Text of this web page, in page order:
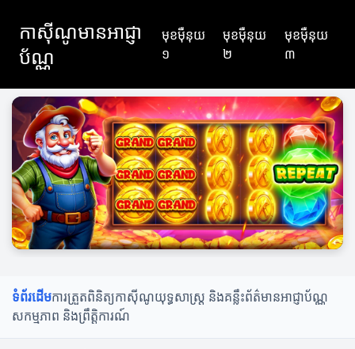
កាស៊ីណូមានអាជ្ញា
ប័ណ្ណ
មុខម៉ឺនុយ
១
មុខម៉ឺនុយ
២
មុខម៉ឺនុយ
៣
ទំព័រដើមការត្រួតពិនិត្យកាស៊ីណូយុទ្ធសាស្ត្រ និងគន្លឹះព័ត៌មានអាជ្ញាប័ណ្ណ
សកម្មភាព និងព្រឹត្តិការណ៍